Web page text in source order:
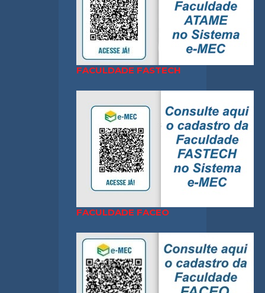
FACULDADE FASTECH
FACULDADE FACEO